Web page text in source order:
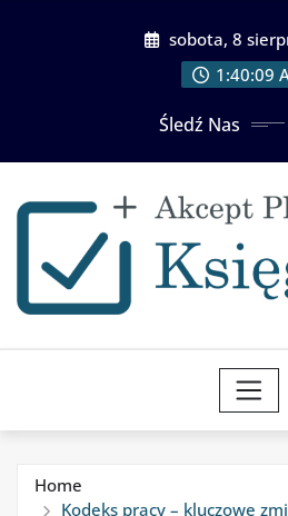
sobota, 8
1:40:10
Śledź Nas
Home
Kodeks pracy – kluczowe